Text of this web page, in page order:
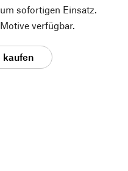
sofortigen Einsatz.
verfügbar.
kaufen